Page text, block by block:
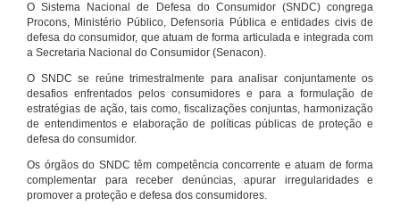
O Sistema Nacional de Defesa do Consumidor (SNDC) congrega
Procons, Ministério Público, Defensoria Pública e entidades civis de
defesa do consumidor, que atuam de forma articulada e integrada com
a Secretaria Nacional do Consumidor (Senacon).
O SNDC se reúne trimestralmente para analisar conjuntamente os
desafios enfrentados pelos consumidores e para a formulação de
estratégias de ação, tais como, fiscalizações conjuntas, harmonização
de entendimentos e elaboração de políticas públicas de proteção e
defesa do consumidor.
Os órgãos do SNDC têm competência concorrente e atuam de forma
complementar para receber denúncias, apurar irregularidades e
promover a proteção e defesa dos consumidores.